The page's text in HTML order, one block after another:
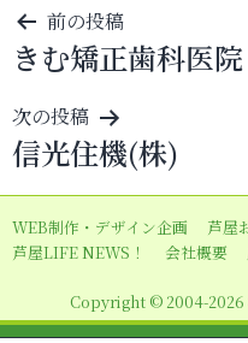
投
稿
ナ
ビ
ゲ
ー
シ
ン
前の投稿
きむ矯正歯科医院
次の投稿
信光住機(株)
WEB制作・デザイン企画 芦屋
芦屋LIFE NEWS！
会社概要
Copyright © 2004-